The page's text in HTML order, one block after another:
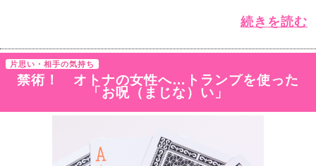
続きを読む
片思い・相手の気持ち
禁術！ オトナの女性へ…トランプを使った
「お呪（まじな）い」